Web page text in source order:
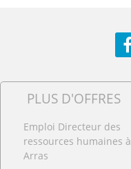
PLUS D'OFFRES
Emploi Directeur des
ressources humaines à
Arras